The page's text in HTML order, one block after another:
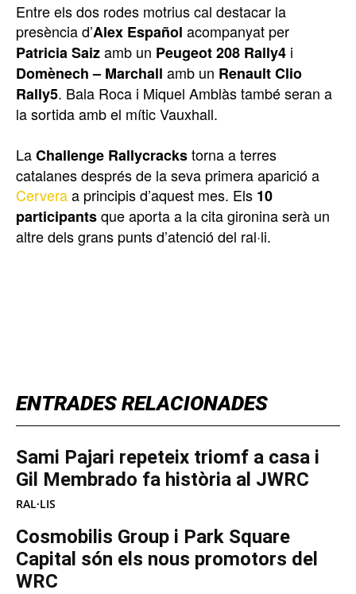
ENTRADES RELACIONADES
Sami Pajari repeteix triomf a casa i
Gil Membrado fa història al JWRC
RAL·LIS
Cosmobilis Group i Park Square
Capital són els nous promotors del
WRC
Entre els dos rodes motrius cal destacar la
presència d’Alex Español acompanyat per
Patricia Saizamb un Peugeot 208 Rally4 i
Domènech – Marchall amb un Renault Clio
Rally5. Bala Roca i Miquel Amblàs també seran a
la sortida amb el mític Vauxhall.
LaChallenge Rallycrackstorna a terres
catalanes després de la seva primera aparició a
Cerveraa principis d’aquest mes. Els 10
participantsque aporta a la cita gironina serà un
altre dels grans punts d’atenció del ral·li.